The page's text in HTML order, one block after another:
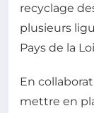
recyclage
plusieurs
Pays de la
En
mettre en